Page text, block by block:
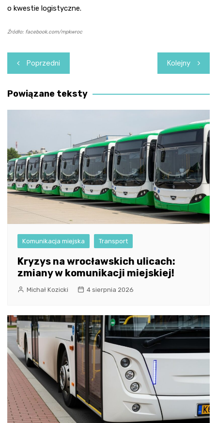
o kwestie logistyczne.
Źródło: facebook.com/mpkwroc
Nawigacja
wpisu
Poprzedni Kolejny
Powiązane teksty
Komunikacja miejska Transport
Kryzys na wrocławskich ulicach:
zmiany w komunikacji miejskiej!
Michał Kozicki 4 sierpnia 2026